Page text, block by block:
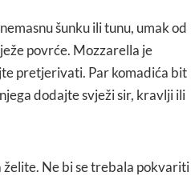
šunku ili tunu, umak od
povrće. Mozzarella je
pretjerivati. Par komadića bit
dodajte svježi sir, kravlji ili
želite. Ne bi se trebala pokvariti